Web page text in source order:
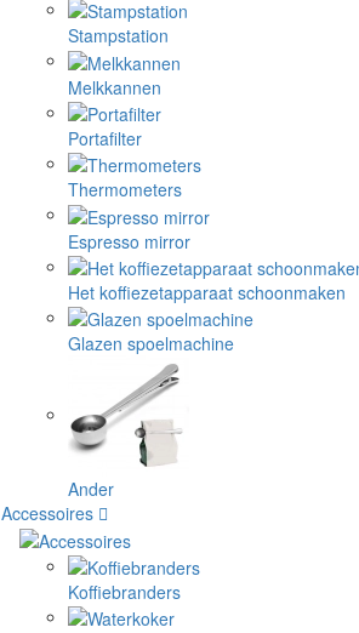
Stampstation
Melkkannen
Portafilter
Thermometers
Espresso mirror
Het koffiezetapparaat schoonmaken
Glazen spoelmachine
Ander
Accessoires
Koffiebranders